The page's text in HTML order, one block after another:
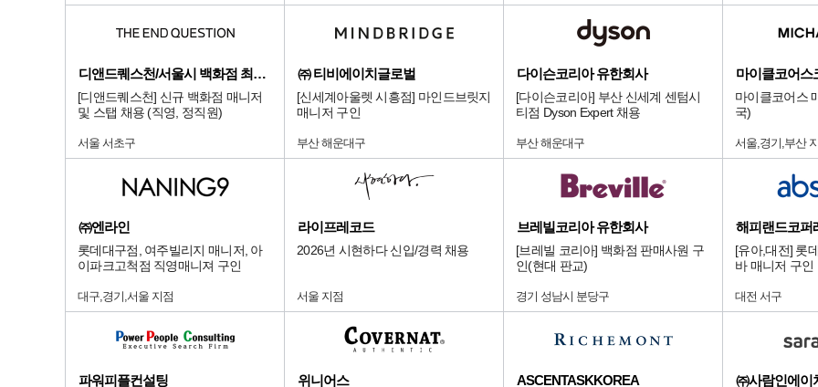
디앤드퀘스천/서울시 백화점 최상급 점
[디앤드퀘스천] 신규 백화점 매니저
및 스탭 채용 (직영, 정직원)
서울 서초구
㈜ 티비에이치글로벌
[신세계아울렛 시흥점] 마인드브릿지
매니저 구인
부산 해운대구
다이슨코리아 유한회사
[다이슨코리아] 부산 신세계 센텀시
티점 Dyson Expert 채용
부산 해운대구
마이클코어스
마이클코어스
국)
서울,경기,부산
㈜엔라인
롯데대구점, 여주빌리지 매니저, 아
이파크고척점 직영매니져 구인
대구,경기,서울 지점
라이프레코드
2026년 시현하다 신입/경력 채용
서울 지점
브레빌코리아 유한회사
[브레빌 코리아] 백화점 판매사원 구
인(현대 판교)
경기 성남시 분당구
해피랜드코퍼
[유아,대전] 롯
바 매니저 구인
대전 서구
파워피플컨설팅 위니어스 ASCENTASKKOREA ㈜사람인에이